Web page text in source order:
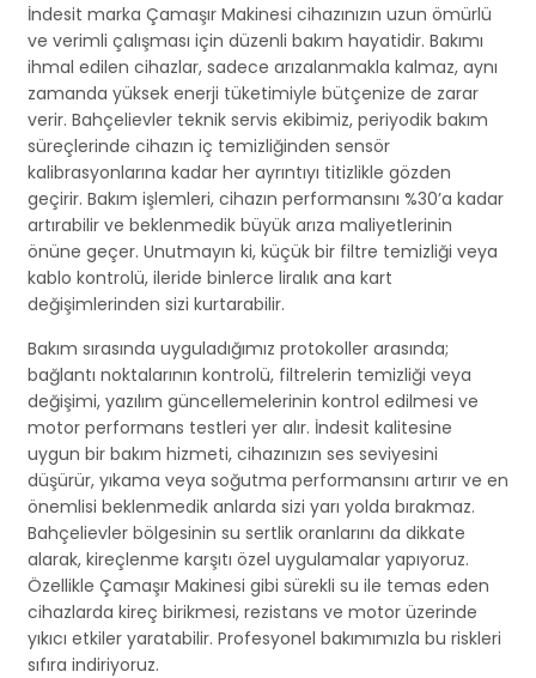
İndesit marka Çamaşır Makinesi cihazınızın uzun ömürlü
ve verimli çalışması için düzenli bakım hayatidir. Bakımı
ihmal edilen cihazlar, sadece arızalanmakla kalmaz, aynı
zamanda yüksek enerji tüketimiyle bütçenize de zarar
verir. Bahçelievler teknik servis ekibimiz, periyodik bakım
süreçlerinde cihazın iç temizliğinden sensör
kalibrasyonlarına kadar her ayrıntıyı titizlikle gözden
geçirir. Bakım işlemleri, cihazın performansını %30’a kadar
artırabilir ve beklenmedik büyük arıza maliyetlerinin
önüne geçer. Unutmayın ki, küçük bir filtre temizliği veya
kablo kontrolü, ileride binlerce liralık ana kart
değişimlerinden sizi kurtarabilir.
Bakım sırasında uyguladığımız protokoller arasında;
bağlantı noktalarının kontrolü, filtrelerin temizliği veya
değişimi, yazılım güncellemelerinin kontrol edilmesi ve
motor performans testleri yer alır. İndesit kalitesine
uygun bir bakım hizmeti, cihazınızın ses seviyesini
düşürür, yıkama veya soğutma performansını artırır ve en
önemlisi beklenmedik anlarda sizi yarı yolda bırakmaz.
Bahçelievler bölgesinin su sertlik oranlarını da dikkate
alarak, kireçlenme karşıtı özel uygulamalar yapıyoruz.
Özellikle Çamaşır Makinesi gibi sürekli su ile temas eden
cihazlarda kireç birikmesi, rezistans ve motor üzerinde
yıkıcı etkiler yaratabilir. Profesyonel bakımımızla bu riskleri
sıfıra indiriyoruz.